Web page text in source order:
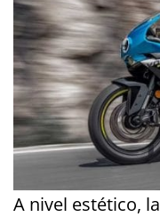
A nivel estético, la